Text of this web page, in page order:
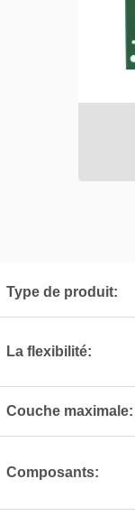
Type de produit:
La flexibilité:
Couche maximale:
Composants: